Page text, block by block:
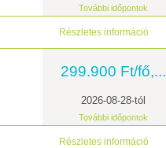
További időpontok
Részletes információ
299.900 Ft/fő,...
2026-08-28-tól
További időpontok
Részletes információ